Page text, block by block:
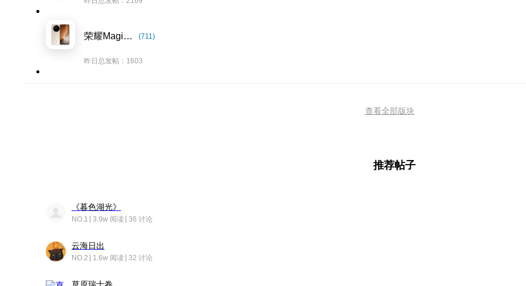
荣耀Magic8系列 (711)
昨日总发帖：1603
查看全部版块
推荐帖子
《暮色湖光》
NO.1 3.9w 阅读 36 讨论
云海日出
NO.2 1.6w 阅读 32 讨论